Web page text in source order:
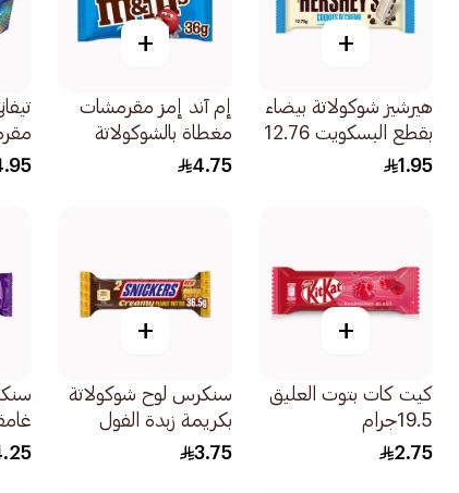
+
هيرشيز شوكولاتة بيضاء
بقطع البسكويت 12.76
جرام
1.95
+
إم آند إمز مقرمشات
مغطاة بالشوكولاتة
بالحليب وبقشرة
4.75
مقرمشة
+
كيت كات بتوت العليق
19.5جرام
2.75
+
سنكرس لوح شوكولاتة
بكريمة زبدة الفول
السوداني 36.5جرام
3.75
غامقة